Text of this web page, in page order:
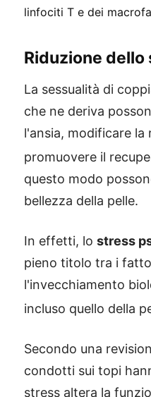
linfociti T e dei
Riduzione dello
La sessualità di
che ne deriva
l'ansia, modificare la
promuovere il
questo modo
bellezza della pelle.
In effetti, lo stress
pieno titolo tra i
l'invecchiamento
incluso quello della
Secondo una
condotti sui topi
stress altera la